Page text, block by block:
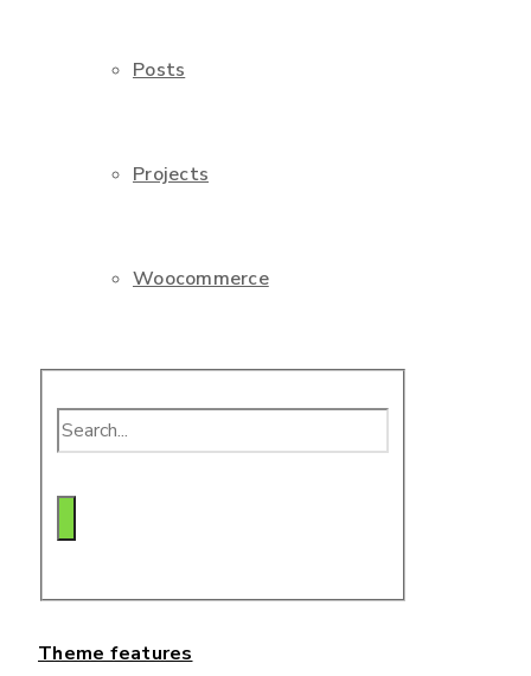
Posts
Projects
Woocommerce
Theme features